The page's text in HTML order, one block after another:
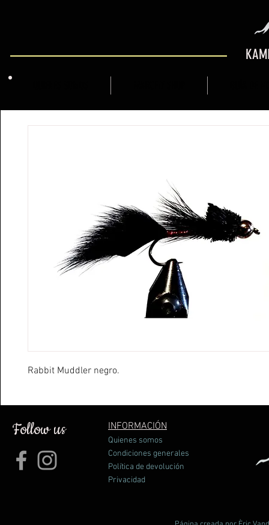
Rabbit Muddler negro.
Follow us INFORMACIÓN
Quienes somos
Condiciones generales
Política de devolución
Privacidad